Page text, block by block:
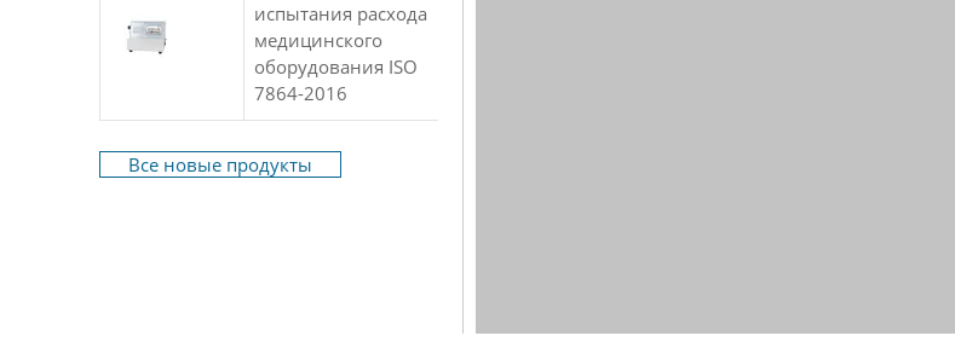
испытания расхода
медицинского
оборудования ISO
7864-2016
Все новые продукты